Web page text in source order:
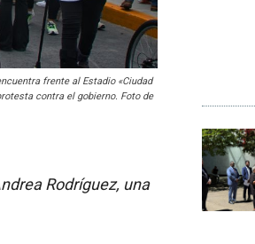
frente al Estadio «Ciudad
contra el gobierno. Foto de
Rodríguez, una